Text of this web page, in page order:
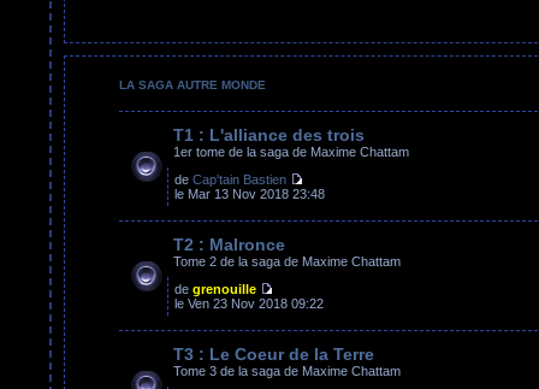
LA SAGA AUTRE MONDE
T1 : L'alliance des trois
1er tome de la saga de Maxime Chattam
de Cap'tain Bastien
le Mar 13 Nov 2018 23:48
T2 : Malronce
Tome 2 de la saga de Maxime Chattam
de grenouille
le Ven 23 Nov 2018 09:22
T3 : Le Coeur de la Terre
Tome 3 de la saga de Maxime Chattam